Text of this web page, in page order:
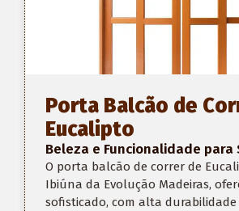
Porta Balcão de
Eucalipto
Beleza e Funcionalidade para
O porta balcão de correr de
Ibiúna da Evolução Madeiras,
sofisticado, com alta durabilidade